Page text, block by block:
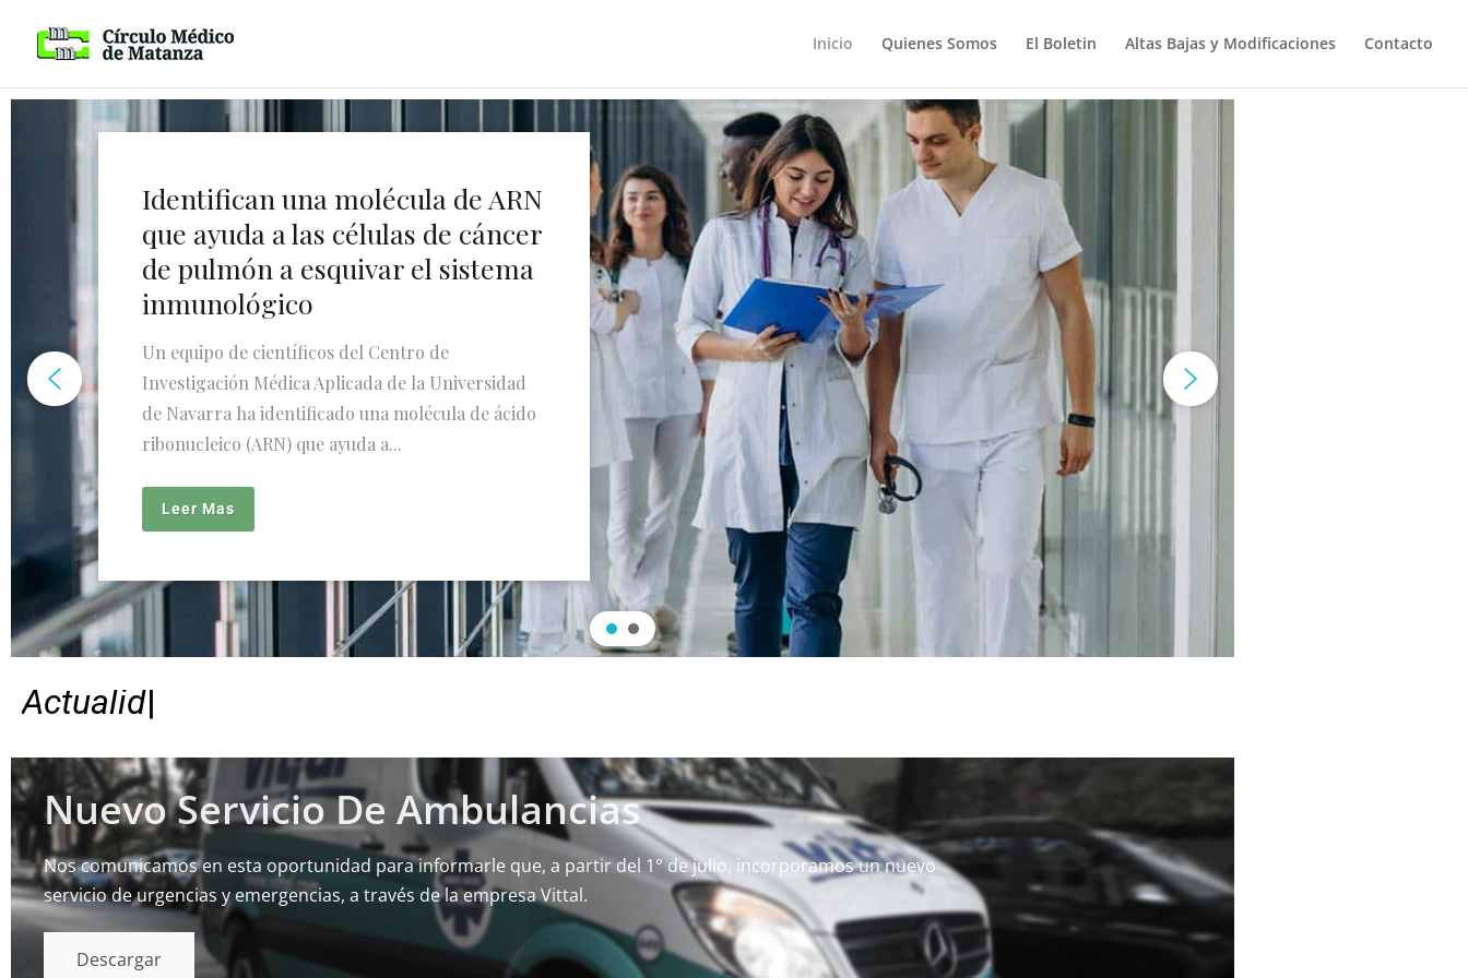
Inicio Quienes Somos El Boletin Altas Bajas y Modificaciones Contacto
Identifican una molécula de ARN
que ayuda a las células de cáncer
de pulmón a esquivar el sistema
inmunológico
Un equipo de científicos del Centro de
Investigación Médica Aplicada de la Universidad
de Navarra ha identificado una molécula de ácido
ribonucleico (ARN) que ayuda a...
Leer Mas
Actualida
Nuevo Servicio De Ambulancias
Nos comunicamos en esta oportunidad para informarle que, a partir del 1° de julio, incorporamos un nuevo
servicio de urgencias y emergencias, a través de la empresa Vittal.
Descargar